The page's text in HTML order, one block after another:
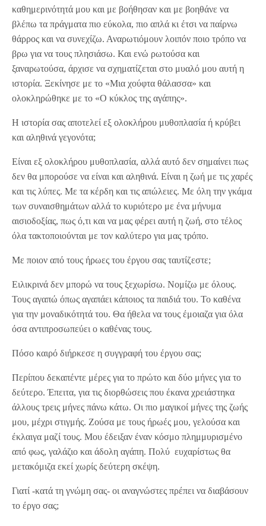
καθημερινότητά μου και με βοήθησαν και με βοηθάνε να
βλέπω τα πράγματα πιο εύκολα, πιο απλά κι έτσι να παίρνω
θάρρος και να συνεχίζω. Αναρωτιόμουν λοιπόν ποιο τρόπο να
βρω για να τους πλησιάσω. Και ενώ ρωτούσα και
ξαναρωτούσα, άρχισε να σχηματίζεται στο μυαλό μου αυτή η
ιστορία. Ξεκίνησε με το «Μια χούφτα θάλασσα» και
ολοκληρώθηκε με το «Ο κύκλος της αγάπης».
Η ιστορία σας αποτελεί εξ ολοκλήρου μυθοπλασία ή κρύβει
και αληθινά γεγονότα;
Είναι εξ ολοκλήρου μυθοπλασία, αλλά αυτό δεν σημαίνει πως
δεν θα μπορούσε να είναι και αληθινά. Είναι η ζωή με τις χαρές
και τις λύπες. Με τα κέρδη και τις απώλειες. Με όλη την γκάμα
των συναισθημάτων αλλά το κυριότερο με ένα μήνυμα
αισιοδοξίας, πως ό,τι και να μας φέρει αυτή η ζωή, στο τέλος
όλα τακτοποιούνται με τον καλύτερο για μας τρόπο.
Με ποιον από τους ήρωες του έργου σας ταυτίζεστε;
Ειλικρινά δεν μπορώ να τους ξεχωρίσω. Νομίζω με όλους.
Τους αγαπώ όπως αγαπάει κάποιος τα παιδιά του. Το καθένα
για την μοναδικότητά του. Θα ήθελα να τους έμοιαζα για όλα
όσα αντιπροσωπεύει ο καθένας τους.
Πόσο καιρό διήρκεσε η συγγραφή του έργου σας;
Περίπου δεκαπέντε μέρες για το πρώτο και δύο μήνες για το
δεύτερο. Έπειτα, για τις διορθώσεις που έκανα χρειάστηκα
άλλους τρεις μήνες πάνω κάτω. Οι πιο μαγικοί μήνες της ζωής
μου, μέχρι στιγμής. Ζούσα με τους ήρωές μου, γελούσα και
έκλαιγα μαζί τους. Μου έδειξαν έναν κόσμο πλημμυρισμένο
από φως, γαλάζιο και άδολη αγάπη. Πολύ ευχαρίστως θα
μετακόμιζα εκεί χωρίς δεύτερη σκέψη.
Γιατί -κατά τη γνώμη σας- οι αναγνώστες πρέπει να διαβάσουν
το έργο σας;